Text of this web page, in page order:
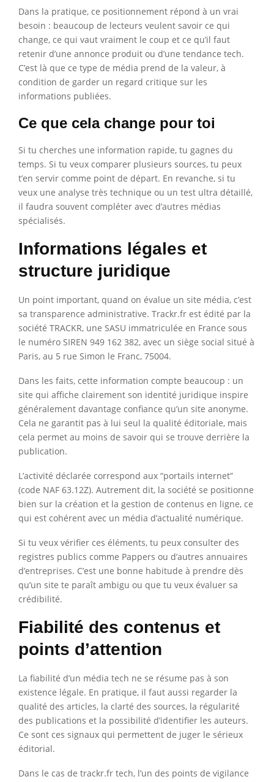
Dans la pratique, ce positionnement répond à un vrai
besoin : beaucoup de lecteurs veulent savoir ce qui
change, ce qui vaut vraiment le coup et ce qu’il faut
retenir d’une annonce produit ou d’une tendance tech.
C’est là que ce type de média prend de la valeur, à
condition de garder un regard critique sur les
informations publiées.
Ce que cela change pour toi
Si tu cherches une information rapide, tu gagnes du
temps. Si tu veux comparer plusieurs sources, tu peux
t’en servir comme point de départ. En revanche, si tu
veux une analyse très technique ou un test ultra détaillé,
il faudra souvent compléter avec d’autres médias
spécialisés.
Informations légales et
structure juridique
Un point important, quand on évalue un site média, c’est
sa transparence administrative. Trackr.fr est édité par la
société TRACKR, une SASU immatriculée en France sous
le numéro SIREN 949 162 382, avec un siège social situé à
Paris, au 5 rue Simon le Franc, 75004.
Dans les faits, cette information compte beaucoup : un
site qui affiche clairement son identité juridique inspire
généralement davantage confiance qu’un site anonyme.
Cela ne garantit pas à lui seul la qualité éditoriale, mais
cela permet au moins de savoir qui se trouve derrière la
publication.
L’activité déclarée correspond aux “portails internet”
(code NAF 63.12Z). Autrement dit, la société se positionne
bien sur la création et la gestion de contenus en ligne, ce
qui est cohérent avec un média d’actualité numérique.
Si tu veux vérifier ces éléments, tu peux consulter des
registres publics comme Pappers ou d’autres annuaires
d’entreprises. C’est une bonne habitude à prendre dès
qu’un site te paraît ambigu ou que tu veux évaluer sa
crédibilité.
Fiabilité des contenus et
points d’attention
La fiabilité d’un média tech ne se résume pas à son
existence légale. En pratique, il faut aussi regarder la
qualité des articles, la clarté des sources, la régularité
des publications et la possibilité d’identifier les auteurs.
Ce sont ces signaux qui permettent de juger le sérieux
éditorial.
Dans le cas de trackr.fr tech, l’un des points de vigilance